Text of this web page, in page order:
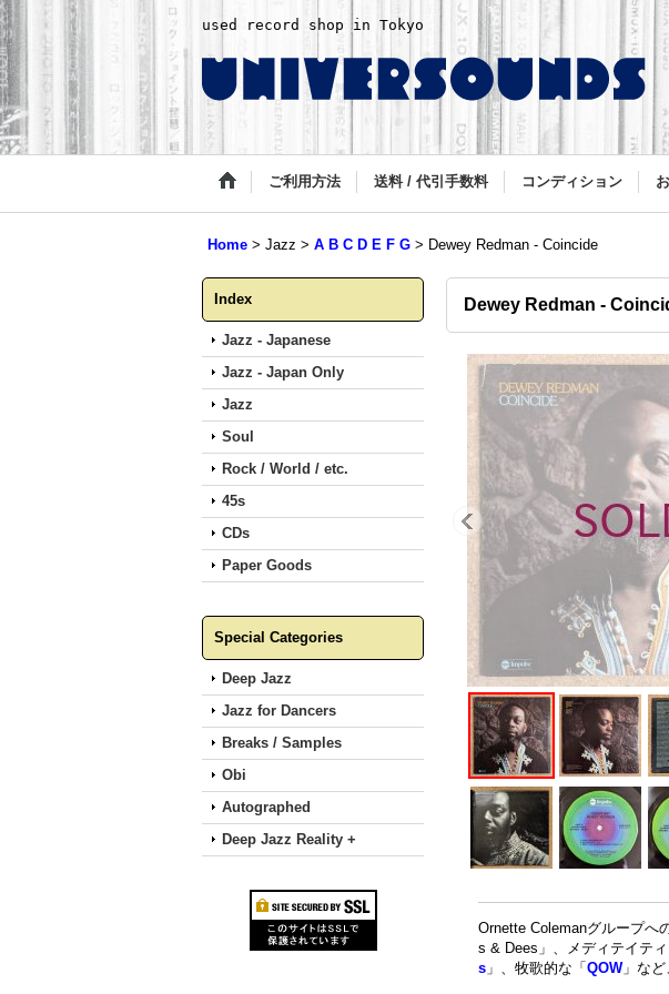
used record shop in Tokyo
ご利用方法 送料 / 代引手数料 コンディション
Home > Jazz > A B C D E F G > Dewey Redman - Coincide
Index
Jazz - Japanese
Jazz - Japan Only
Jazz
Soul
Rock / World / etc.
45s
CDs
Paper Goods
Special Categories
Deep Jazz
Jazz for Dancers
Breaks / Samples
Obi
Autographed
Deep Jazz Reality +
Dewey Redman -
Ornette Colemanグループへ
s & Dees」、メディテイテ
s 」、牧歌的な「 QOW」など